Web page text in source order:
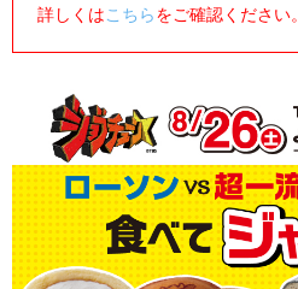
詳しくはこちらをご確認ください。